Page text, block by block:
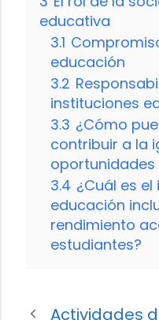
educativa
3.1
educación
3.2
instituciones
3.3 ¿Cómo
contribuir a la
3.4 ¿Cuál es
educación
rendimiento
estudiantes?
Actividades